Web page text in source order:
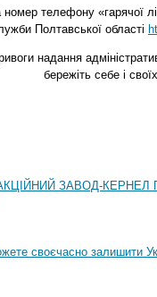
телефону «гарячої
Полтавської області
надання
бережіть себе і
ЗАВОД-КЕРНЕЛ
своєчасно залишити